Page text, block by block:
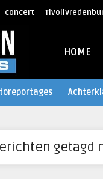
concert
HOME
getagd